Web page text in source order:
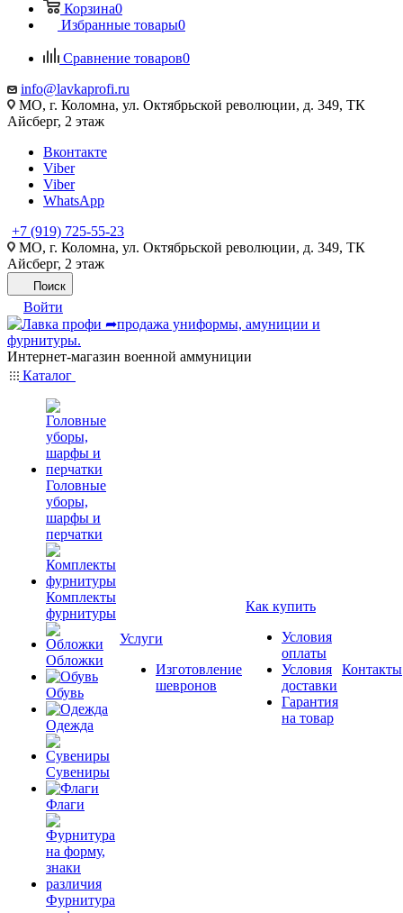
Корзина0
Избранные товары0
Сравнение товаров0
info@lavkaprofi.ru
МО, г. Коломна, ул. Октябрьской революции, д. 349, ТК
Айсберг, 2 этаж
Вконтакте
Viber
Viber
WhatsApp
+7 (919) 725-55-23
МО, г. Коломна, ул. Октябрьской революции, д. 349, ТК
Айсберг, 2 этаж
Поиск
Войти
Интернет-магазин военной аммуниции
Каталог
Головные
уборы,
шарфы и
перчатки
Комплекты
фурнитуры
Обложки
Обувь
Одежда
Сувениры
Флаги
Фурнитура
Услуги
Изготовление
шевронов
Как купить
Условия
оплаты
Условия
доставки
Гарантия
на товар
Контакты